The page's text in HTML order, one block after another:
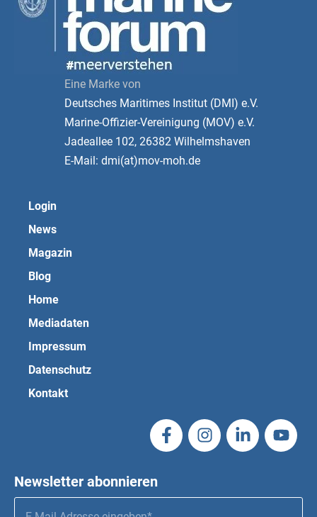
Eine Marke von
Deutsches Maritimes Institut (DMI) e.V.
Marine-Offizier-Vereinigung (MOV) e.V.
Jadeallee 102, 26382 Wilhelmshaven
E-Mail: dmi(at)mov-moh.de
Login
News
Magazin
Blog
Home
Mediadaten
Impressum
Datenschutz
Kontakt
Newsletter abonnieren